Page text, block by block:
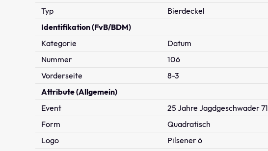
Typ
Bierdeckel
Identifikation (FvB/BDM)
Kategorie
Datum
Nummer
106
Vorderseite
8-3
Attribute (Allgemein)
Event
25 Jahre Jagdgeschwader 71
Form
Quadratisch
Logo
Pilsener 6